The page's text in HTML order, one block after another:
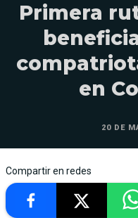
Primera
en
20 DE
Compartir en redes